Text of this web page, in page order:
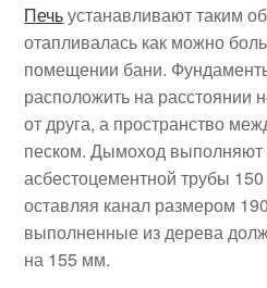
Печьустанавливают таким
отапливалась как можно
помещении бани.
расположить на расстоянии
от друга, а пространство
песком. Дымоход выполняют
асбестоцементной трубы
оставляя канал размером
выполненные из дерева
на 155 мм.